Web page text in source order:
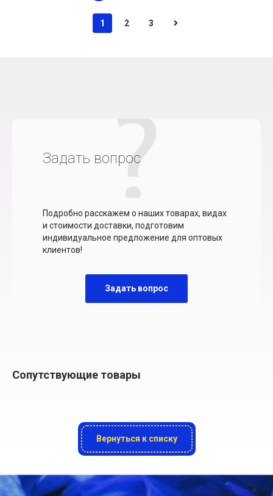
1 2 3
Задать вопрос
Подробно расскажем о наших товарах, видах
и стоимости доставки, подготовим
индивидуальное предложение для оптовых
клиентов!
Задать вопрос
Сопутствующие товары
Вернуться к списку